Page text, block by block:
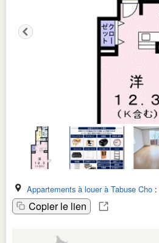
Appartements à louer à Tabuse Cho :
Copier le lien